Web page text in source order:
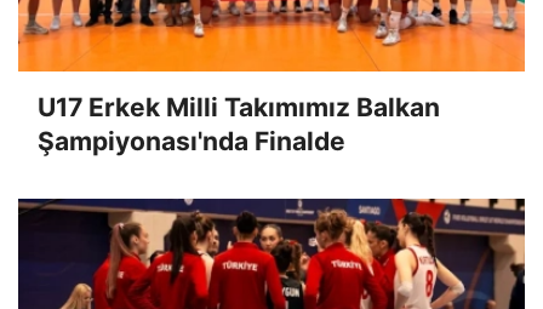
U17 Erkek Milli Takımımız Balkan
Şampiyonası'nda Finalde